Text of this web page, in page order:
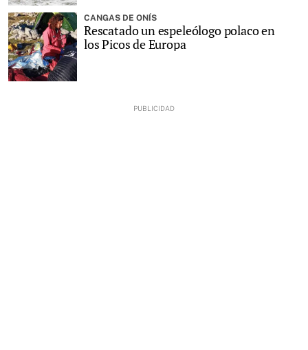
CANGAS DE ONÍS
Rescatado un espeleólogo polaco en
los Picos de Europa